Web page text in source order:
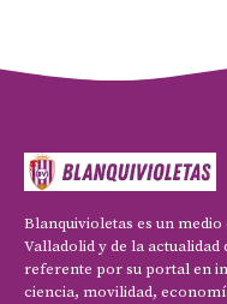
Blanquivioletas es un
Valladolid y de la actualidad
referente por su portal en
ciencia, movilidad,